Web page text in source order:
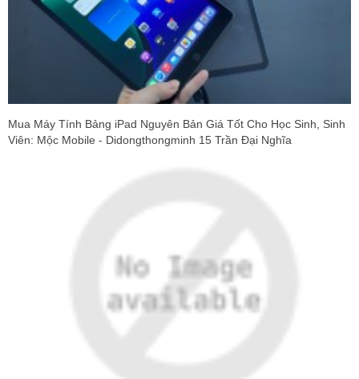
Mua Máy Tính Bảng iPad Nguyên Bản Giá Tốt Cho Học Sinh, Sinh
Viên: Mộc Mobile - Didongthongminh 15 Trần Đại Nghĩa